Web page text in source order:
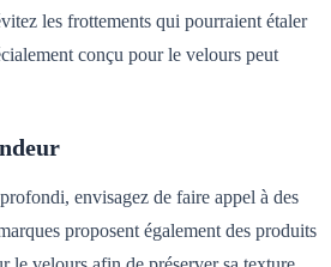
les frottements qui pourraient étaler
conçu pour le velours peut
envisagez de faire appel à des
proposent également des produits